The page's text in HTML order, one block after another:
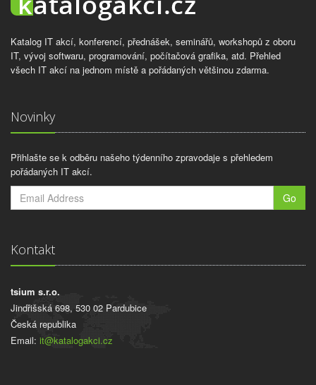
Katalog IT akcí, konferencí, přednášek, seminářů, workshopů z oboru
IT, vývoj softwaru, programování, počítačová grafika, atd. Přehled
všech IT akcí na jednom místě a pořádaných většinou zdarma.
Novinky
Přihlašte se k odběru našeho týdenního zpravodaje s přehledem
pořádaných IT akcí.
Go
Kontakt
tsium s.r.o.
Jindřišská 698, 530 02 Pardubice
Česká republika
Email: it@katalogakci.cz